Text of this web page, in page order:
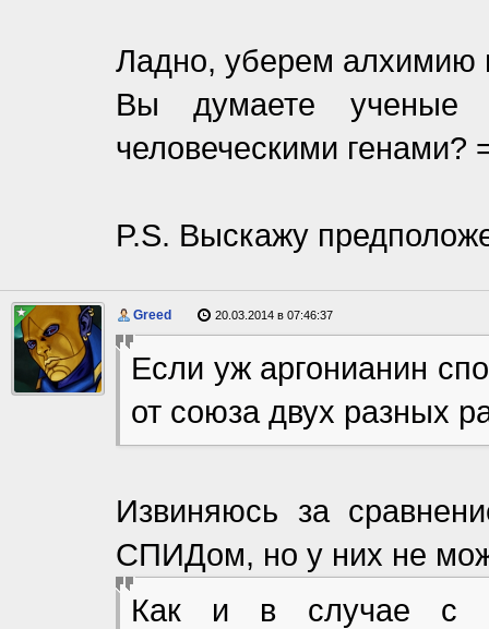
Ладно, уберем алхимию
Вы думаете ученые
человеческими генами?
P.S. Выскажу
Greed 20.03.2014 в 07:46:37
Если уж аргонианин
от союза двух разных
Извиняюсь за
СПИДом, но у них не
Как и в случае с